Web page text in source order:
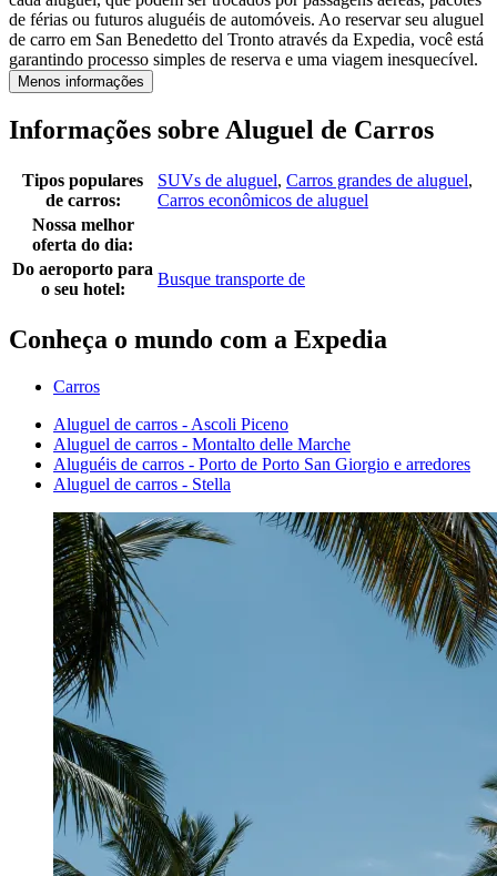
de férias ou futuros aluguéis de automóveis. Ao reservar seu aluguel
de carro em San Benedetto del Tronto através da Expedia, você está
garantindo processo simples de reserva e uma viagem inesquecível.
Menos informações
Informações sobre Aluguel de Carros
Tipos populares
de carros:
SUVs de aluguel, Carros grandes de aluguel,
Carros econômicos de aluguel
Nossa melhor
oferta do dia:
Do aeroporto para
o seu hotel:
Busque transporte de
Conheça o mundo com a Expedia
Carros
Aluguel de carros - Ascoli Piceno
Aluguel de carros - Montalto delle Marche
Aluguéis de carros - Porto de Porto San Giorgio e arredores
Aluguel de carros - Stella